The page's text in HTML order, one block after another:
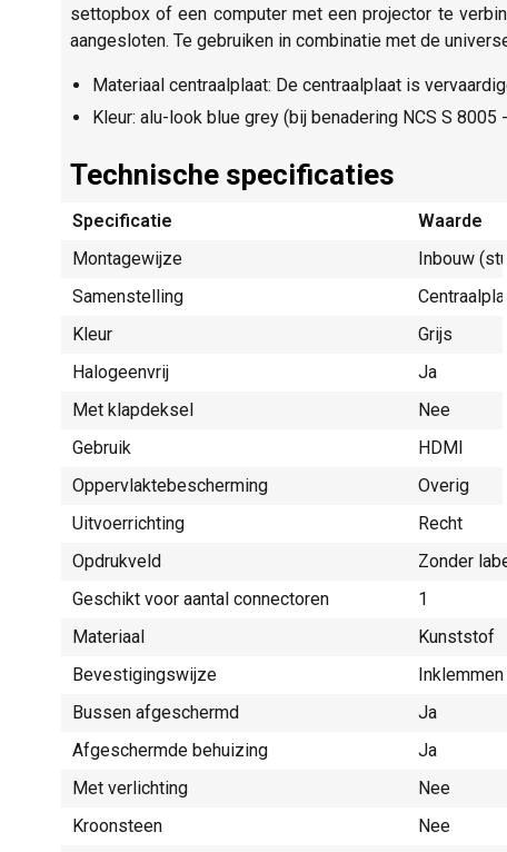
settopbox of een computer met een projector te
aangesloten. Te gebruiken in combinatie met de
Materiaal centraalplaat: De centraalplaat is
Kleur: alu-look blue grey (bij benadering NCS S 8005
Technische specificaties
Specificatie
Waarde
Montagewijze
Inbouw
Samenstelling
Kleur
Grijs
Halogeenvrij
Ja
Met klapdeksel
Nee
Gebruik
HDMI
Oppervlaktebescherming
Overig
Uitvoerrichting
Recht
Opdrukveld
Zonder
Geschikt voor aantal connectoren
1
Materiaal
Kunststof
Bevestigingswijze
Bussen afgeschermd
Ja
Afgeschermde behuizing
Ja
Met verlichting
Nee
Kroonsteen
Nee